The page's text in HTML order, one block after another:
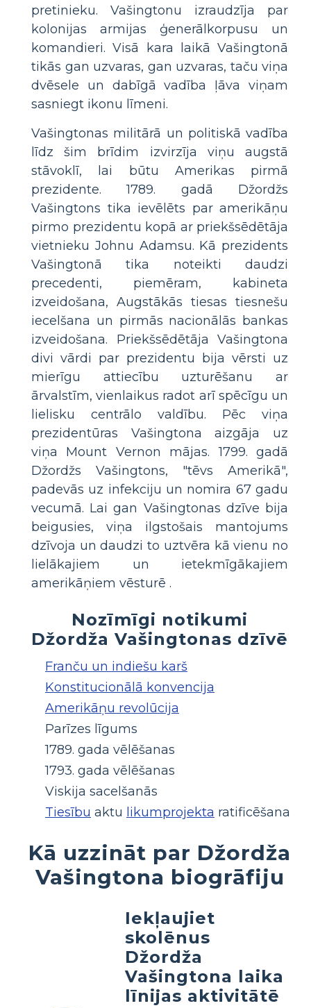
pretinieku. Vašingtonu izraudzīja par
kolonijas armijas ģenerālkorpusu un
komandieri. Visā kara laikā Vašingtonā
tikās gan uzvaras, gan uzvaras, taču viņa
dvēsele un dabīgā vadība ļāva viņam
sasniegt ikonu līmeni.
Vašingtonas militārā un politiskā vadība
līdz šim brīdim izvirzīja viņu augstā
stāvoklī, lai būtu Amerikas pirmā
prezidente. 1789. gadā Džordžs
Vašingtons tika ievēlēts par amerikāņu
pirmo prezidentu kopā ar priekšsēdētāja
vietnieku Johnu Adamsu. Kā prezidents
Vašingtonā tika noteikti daudzi
precedenti, piemēram, kabineta
izveidošana, Augstākās tiesas tiesnešu
iecelšana un pirmās nacionālās bankas
izveidošana. Priekšsēdētāja Vašingtona
divi vārdi par prezidentu bija vērsti uz
mierīgu attiecību uzturēšanu ar
ārvalstīm, vienlaikus radot arī spēcīgu un
lielisku centrālo valdību. Pēc viņa
prezidentūras Vašingtona aizgāja uz
viņa Mount Vernon mājas. 1799. gadā
Džordžs Vašingtons, "tēvs Amerikā",
padevās uz infekciju un nomira 67 gadu
vecumā. Lai gan Vašingtonas dzīve bija
beigusies, viņa ilgstošais mantojums
dzīvoja un daudzi to uztvēra kā vienu no
lielākajiem un ietekmīgākajiem
amerikāņiem vēsturē .
Nozīmīgi notikumi
Džordža Vašingtonas dzīvē
Franču un indiešu karš
Konstitucionālā konvencija
Amerikāņu revolūcija
Parīzes līgums
1789. gada vēlēšanas
1793. gada vēlēšanas
Viskija sacelšanās
Tiesību aktu likumprojekta ratificēšana
Kā uzzināt par Džordža
Vašingtona biogrāfiju
Iekļaujiet
skolēnus
Džordža
Vašingtona laika
līnijas aktivitātē